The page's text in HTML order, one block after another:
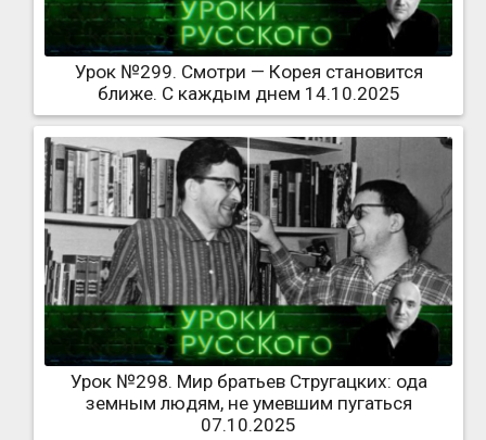
Урок №299. Смотри — Корея становится
ближе. С каждым днем 14.10.2025
Урок №298. Мир братьев Стругацких: ода
земным людям, не умевшим пугаться
07.10.2025